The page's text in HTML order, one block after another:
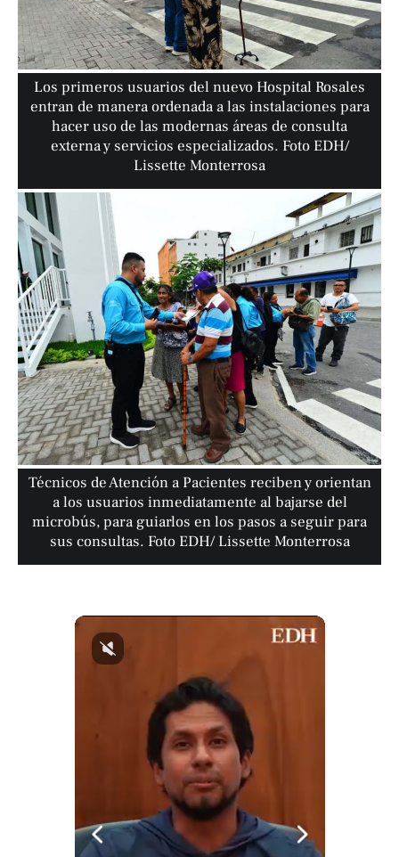
Los primeros usuarios del nuevo Hospital Rosales
entran de manera ordenada a las instalaciones para
hacer uso de las modernas áreas de consulta
externa y servicios especializados. Foto EDH/
Lissette Monterrosa
Técnicos de Atención a Pacientes reciben y orientan
a los usuarios inmediatamente al bajarse del
microbús, para guiarlos en los pasos a seguir para
sus consultas. Foto EDH/ Lissette Monterrosa